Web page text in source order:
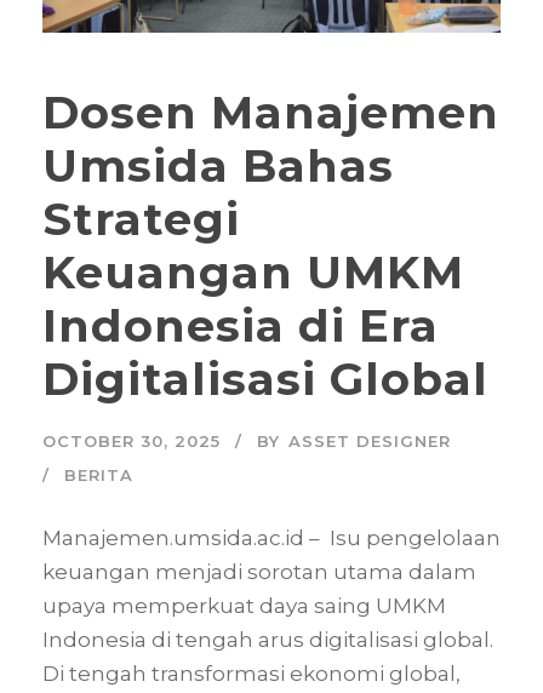
Dosen Manajemen
Umsida Bahas
Strategi
Keuangan UMKM
Indonesia di Era
Digitalisasi Global
OCTOBER 30, 2025 BY ASSET DESIGNER
BERITA
Manajemen.umsida.ac.id – Isu pengelolaan
keuangan menjadi sorotan utama dalam
upaya memperkuat daya saing UMKM
Indonesia di tengah arus digitalisasi global.
Di tengah transformasi ekonomi global,